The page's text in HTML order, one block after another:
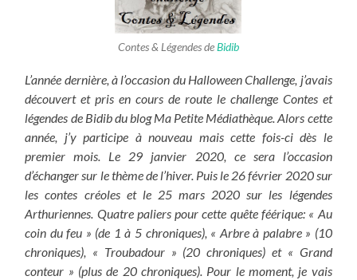
Contes & Légendes deBidib
L’année dernière, à l’occasion du Halloween Challenge, j’avais
découvert et pris en cours de route le challenge Contes et
légendes de Bidib du blog Ma Petite Médiathèque. Alors cette
année, j’y participe à nouveau mais cette fois-ci dès le
premier mois. Le 29 janvier 2020, ce sera l’occasion
d’échanger sur le thème de l’hiver. Puis le 26 février 2020 sur
les contes créoles et le 25 mars 2020 sur les légendes
Arthuriennes. Quatre paliers pour cette quête féérique: « Au
coin du feu » (de 1 à 5 chroniques), « Arbre à palabre » (10
chroniques), « Troubadour » (20 chroniques) et « Grand
conteur » (plus de 20 chroniques). Pour le moment, je vais